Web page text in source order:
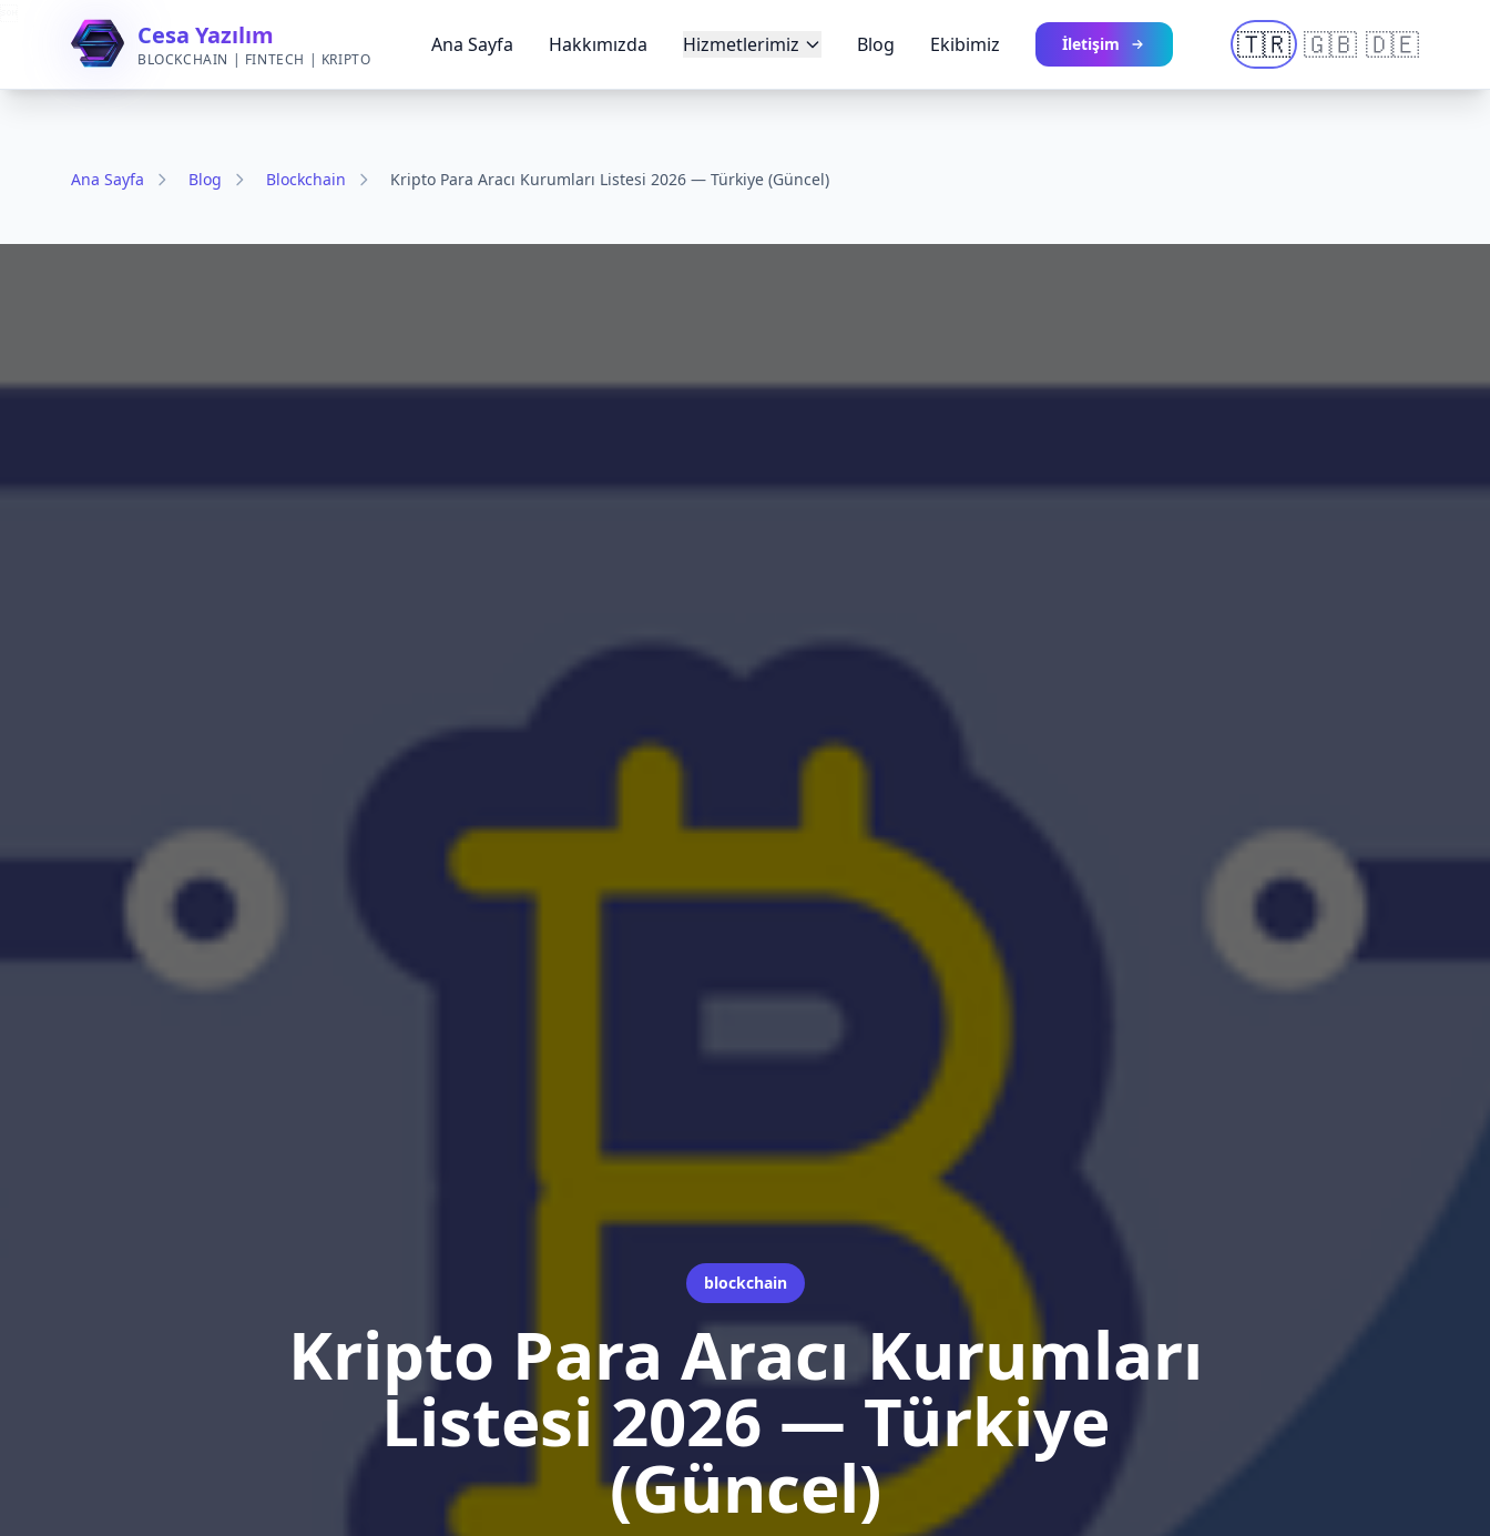
Cesa Yazılım
BLOCKCHAIN | FINTECH | KRIPTO
Ana Sayfa Hakkımızda Hizmetlerimiz Blog Ekibimiz İletişim 🇹🇷 🇬🇧 🇩🇪
Ana Sayfa Blog Blockchain Kripto Para Aracı Kurumları Listesi 2026 — Türkiye (Güncel)
blockchain
Kripto Para Aracı Kurumları
Listesi 2026 — Türkiye
(Güncel)